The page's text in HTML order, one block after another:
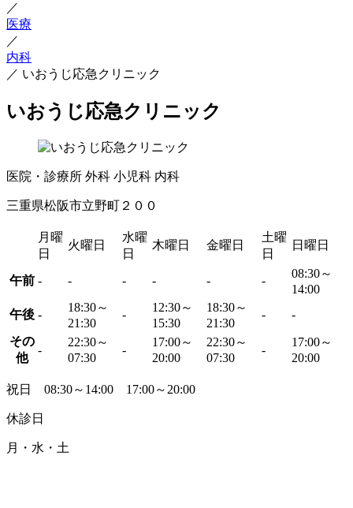
／
医療
／
内科
／ いおうじ応急クリニック
いおうじ応急クリニック
医院・診療所 外科 小児科 内科
三重県松阪市立野町２００
月曜
日
火曜日
水曜
日
木曜日 金曜日
土曜
日
日曜日
午前 - - - - - -
08:30～
14:00
午後 -
18:30～
21:30
-
12:30～
15:30
18:30～
21:30
-
-
その
他
-
22:30～
07:30
-
17:00～
20:00
22:30～
07:30
-
17:00～
20:00
祝日 08:30～14:00 17:00～20:00
休診日
月・水・土